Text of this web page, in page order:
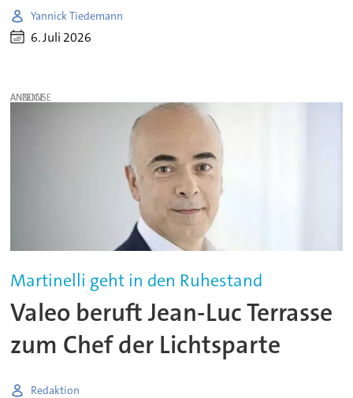
Yannick Tiedemann
6. Juli 2026
ANZEIGE
Martinelli geht in den Ruhestand
Valeo beruft Jean-Luc Terrasse
zum Chef der Lichtsparte
Redaktion